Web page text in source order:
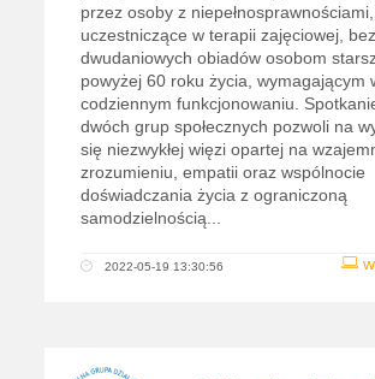
przez osoby z niepełnosprawnościami,
uczestniczące w terapii zajęciowej,
dwudaniowych obiadów osobom
powyżej 60 roku życia, wymagającym
codziennym funkcjonowaniu.
dwóch grup społecznych pozwoli na
się niezwykłej więzi opartej na
zrozumieniu, empatii oraz wspólnocie
doświadczania życia z ograniczoną
samodzielnością...
2022-05-19 13:30:56